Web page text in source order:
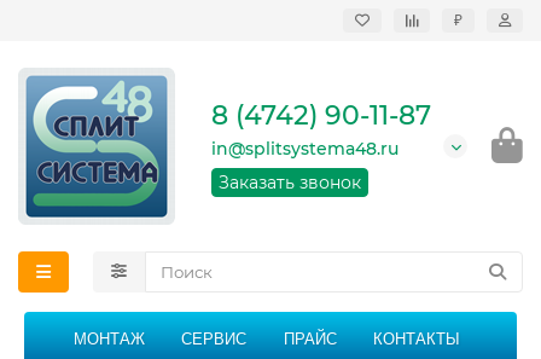
₽
кондиционеров в
области
График работы: 9:00 -
21:00 без перерыва и
8 (4742) 90-11-87
in@splitsystema48.ru
Заказать звонок
МОНТАЖ СЕРВИС ПРАЙС КОНТАКТЫ